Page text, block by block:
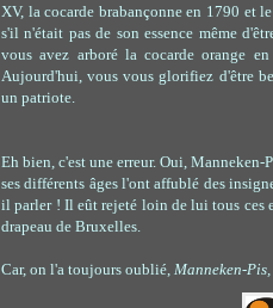
XV, la cocarde brabançonne en 1790 et
s'il n'était pas de son essence même
vous avez arboré la cocarde orange
Aujourd'hui, vous vous glorifiez d'être
un patriote.
Eh bien, c'est une erreur. Oui,
ses différents âges l'ont affublé des
il parler ! Il eût rejeté loin de lui tous ces
drapeau de Bruxelles.
Car, on l'a toujours oublié, Manneken-Pis,